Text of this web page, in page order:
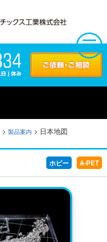
>製品案内 > 日本地図
ホビー A-PET